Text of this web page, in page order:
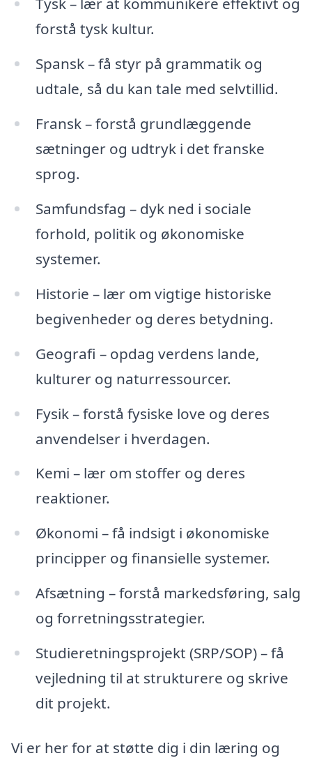
forstå tysk kultur.
Spansk – få styr på grammatik og
udtale, så du kan tale med selvtillid.
Fransk – forstå grundlæggende
sætninger og udtryk i det franske
sprog.
Samfundsfag – dyk ned i sociale
forhold, politik og økonomiske
systemer.
Historie – lær om vigtige historiske
begivenheder og deres betydning.
Geografi – opdag verdens lande,
kulturer og naturressourcer.
Fysik – forstå fysiske love og deres
anvendelser i hverdagen.
Kemi – lær om stoffer og deres
reaktioner.
Økonomi – få indsigt i økonomiske
principper og finansielle systemer.
Afsætning – forstå markedsføring, salg
og forretningsstrategier.
Studieretningsprojekt (SRP/SOP) – få
vejledning til at strukturere og skrive
dit projekt.
Vi er her for at støtte dig i din læring og